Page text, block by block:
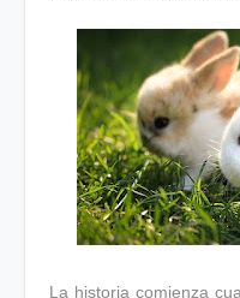
La historia comienza